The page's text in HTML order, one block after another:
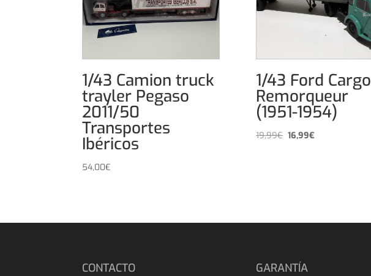
1/43 Camion truck
trayler Pegaso
2011/50
Transportes
Ibéricos
54,00€
1/43 Ford Cargo
Remorqueur
(1951-1954)
19,99€El16,99€El
CONTACTO GARANTÍA